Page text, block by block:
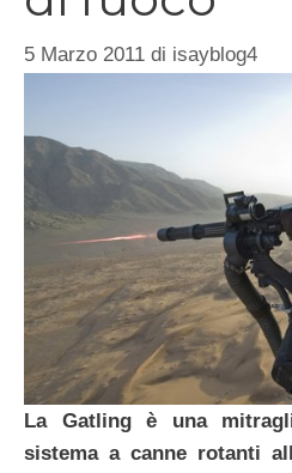
5 Marzo 2011 di isayblog4
La Gatling è una
sistema a canne rotanti